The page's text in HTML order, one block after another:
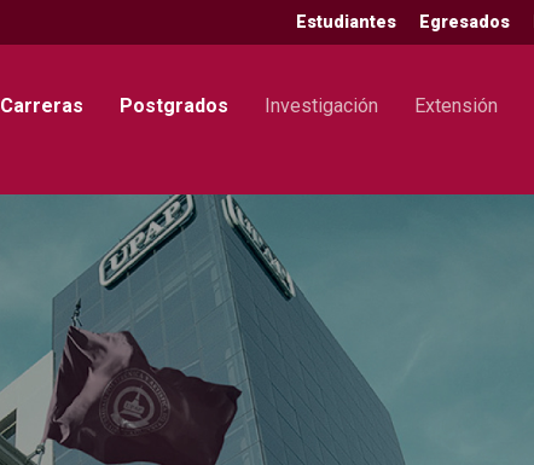
Estudiantes Egresados
Carreras Postgrados Investigación Extensión